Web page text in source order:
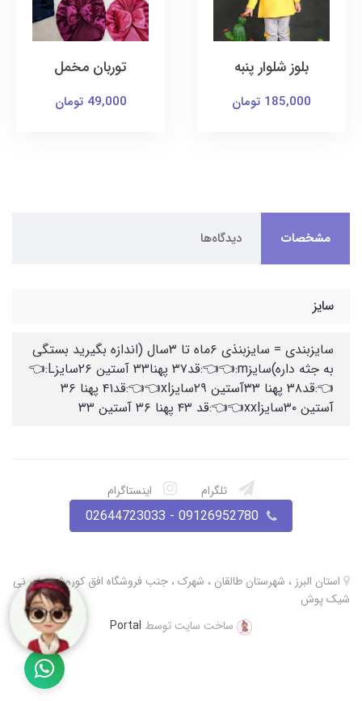
بلوز شلوار پنبه
185,000 تومان
توربان مخمل
49,000 تومان
مشخصات دیدگاه‌ها
سایز
سایزبندی = سایزبنذی ۶ماه تا ۳سال (اندازه بگیرید بستگی
به جثه داره)سایزm:👈👈:قد۳۷ پهنا۳۳ آستین ۲۶سایزL:👈
👈:قد۳۸ پهنا ۳۳آستین ۲۹سایزxl👈👈:قد۴۱ پهنا ۳۶
آستین ۳۰سایزxxl👈👈:قد ۴۳ پهنا ۳۶ آستین ۳۳
تلگرام اینستاگرام
09126952780 - 02644723033
ساخت سایت توسط Portal
استان البرز ، شهرستان طالقان ، شهرک ، جنب فروشگاه افق کوروش ، نی نی
شیک پوش